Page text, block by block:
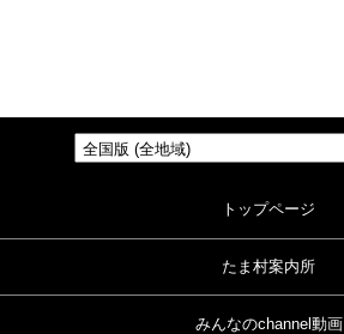
トップページ
たま村案内所
みんなのchannel動画